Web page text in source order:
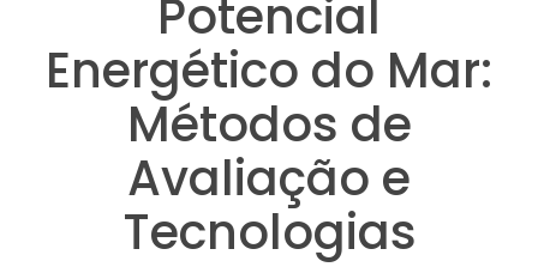
CONTEÚDO
Potencial
Energético do Mar:
Métodos de
Avaliação e
Tecnologias